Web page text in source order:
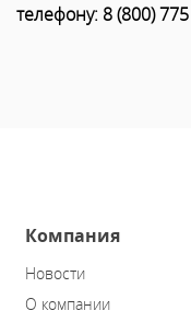
телефону: 8 (800)
Компания
Новости
О компании